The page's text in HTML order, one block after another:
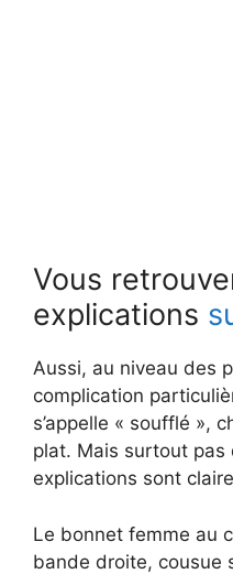
Vous
explications
Aussi, au niveau des
complication
s’appelle « soufflé »,
plat. Mais surtout pas
explications sont
Le bonnet femme au
bande droite, cousue